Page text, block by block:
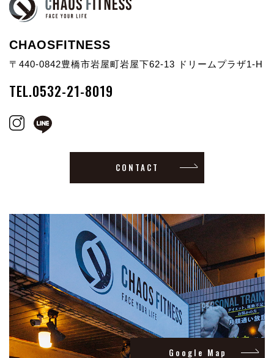
CHAOSFITNESS
〒440-0842豊橋市岩屋町岩屋下62-13 ドリームプラザ1-H
TEL.0532-21-8019
CONTACT
Google Map